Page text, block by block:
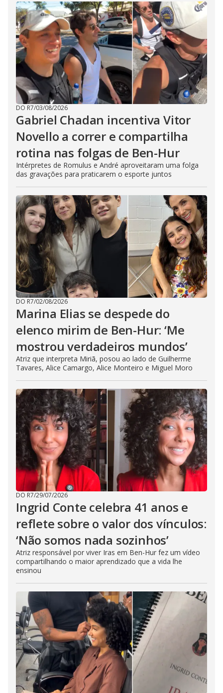
DO R7/03/08/2026
Gabriel Chadan incentiva Vitor
Novello a correr e compartilha
rotina nas folgas de Ben-Hur
Intérpretes de Romulus e André aproveitaram uma folga
das gravações para praticarem o esporte juntos
DO R7/02/08/2026
Marina Elias se despede do
elenco mirim de Ben-Hur: ‘Me
mostrou verdadeiros mundos’
Atriz que interpreta Miriã, posou ao lado de Guilherme
Tavares, Alice Camargo, Alice Monteiro e Miguel Moro
DO R7/29/07/2026
Ingrid Conte celebra 41 anos e
reflete sobre o valor dos vínculos:
‘Não somos nada sozinhos’
Atriz responsável por viver Iras em Ben-Hur fez um vídeo
compartilhando o maior aprendizado que a vida lhe
ensinou